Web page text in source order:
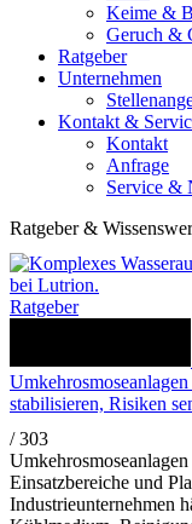
Keime &
Geruch &
Ratgeber
Unternehmen
Kontakt &
Kontakt
Anfrage
Service &
Ratgeber &
Ratgeber
stabilisieren, Risiken
/ 303
Einsatzbereiche und
Industrieunternehmen